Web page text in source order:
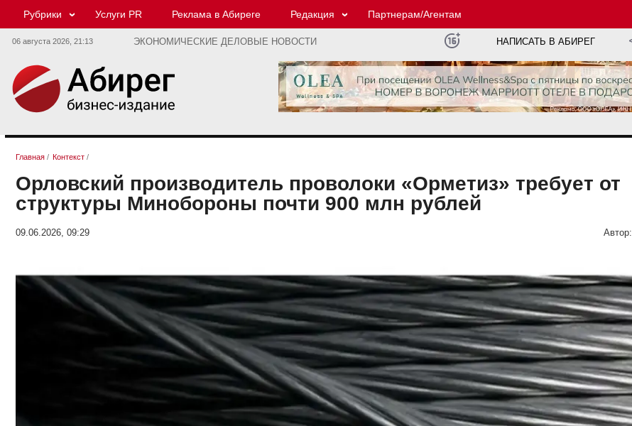
Рубрики Услуги PR Реклама в Абиреге Редакция Партнерам/Агентам
06 августа 2026, 21:13 ЭКОНОМИЧЕСКИЕ ДЕЛОВЫЕ НОВОСТИ НАПИСАТЬ В АБИРЕГ
Главная / Контекст /
Орловский производитель проволоки «Орметиз» требует от
структуры Минобороны почти 900 млн рублей
09.06.2026, 09:29 Автор: